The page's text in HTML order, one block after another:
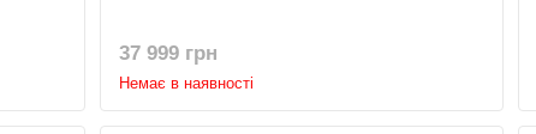
37 999 грн
Немає в наявності